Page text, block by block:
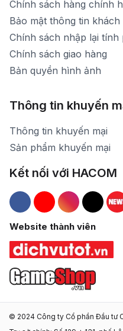
Chính sách hàng chính
Bảo mật thông tin khách
Chính sách nhập lại tính
Chính sách giao hàng
Bản quyền hình ảnh
Thông tin khuyến
Thông tin khuyến mại
Sản phẩm khuyến mại
Kết nối với HACOM
Hacom Facebook
HacomHacom
Website thành viên
© 2024 Công ty Cổ phần Đầu tư